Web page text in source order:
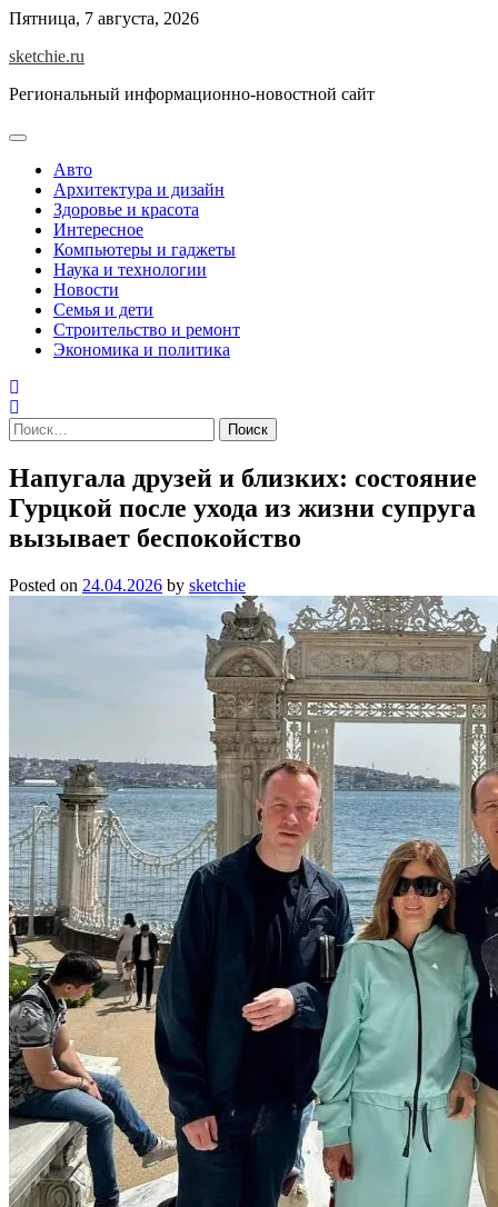
Skip
content
Пятница, 7 августа, 2026
sketchie.ru
Региональный информационно-новостной сайт
Авто
Архитектура и дизайн
Здоровье и красота
Интересное
Компьютеры и гаджеты
Наука и технологии
Новости
Семья и дети
Строительство и ремонт
Экономика и политика
Найти:
Напугала друзей и близких: состояние
Гурцкой после ухода из жизни супруга
вызывает беспокойство
Posted on 24.04.2026 by sketchie